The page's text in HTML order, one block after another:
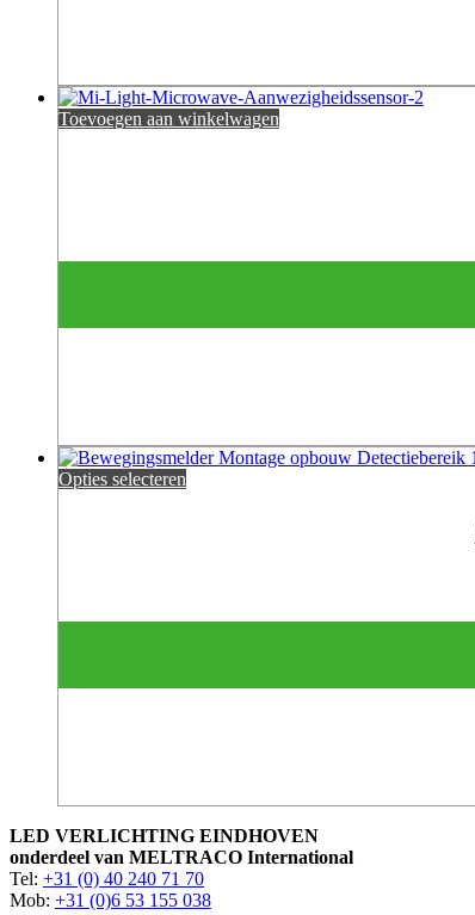
Toevoegen aan winkelwagen
Opties selecteren
LED VERLICHTING EINDHOVEN
onderdeel van MELTRACO International
Tel: +31 (0) 40 240 71 70
Mob: +31 (0)6 53 155 038